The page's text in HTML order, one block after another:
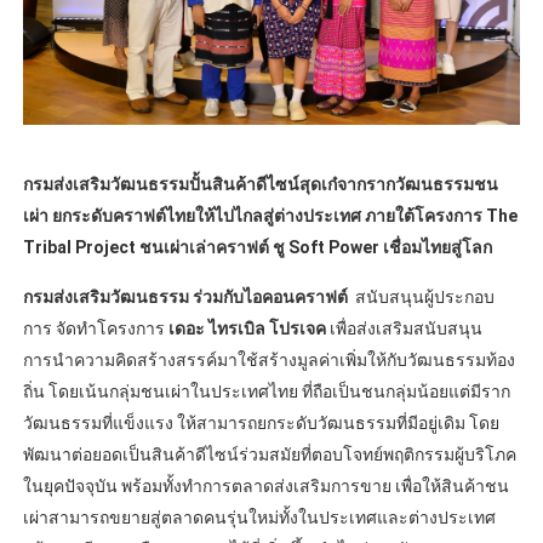
กรมส่งเสริมวัฒนธรรมปั้นสินค้าดีไซน์สุดเก๋จากรากวัฒนธรรมชน
เผ่า ยกระดับคราฟต์ไทยให้ไปไกลสู่ต่างประเทศ ภายใต้โครงการ The
Tribal Project ชนเผ่าเล่าคราฟต์ ชู Soft Power เชื่อมไทยสู่โลก
กรมส่งเสริมวัฒนธรรม ร่วมกับไอคอนคราฟต์ สนับสนุนผู้ประกอบ
การ จัดทำโครงการ เดอะ ไทรเบิล โปรเจค เพื่อส่งเสริมสนับสนุน
การนำความคิดสร้างสรรค์มาใช้สร้างมูลค่าเพิ่มให้กับวัฒนธรรมท้อง
ถิ่น โดยเน้นกลุ่มชนเผ่าในประเทศไทย ที่ถือเป็นชนกลุ่มน้อยแต่มีราก
วัฒนธรรมที่แข็งแรง ให้สามารถยกระดับวัฒนธรรมที่มีอยู่เดิม โดย
พัฒนาต่อยอดเป็นสินค้าดีไซน์ร่วมสมัยที่ตอบโจทย์พฤติกรรมผู้บริโภค
ในยุคปัจจุบัน พร้อมทั้งทำการตลาดส่งเสริมการขาย เพื่อให้สินค้าชน
เผ่าสามารถขยายสู่ตลาดคนรุ่นใหม่ทั้งในประเทศและต่างประเทศ